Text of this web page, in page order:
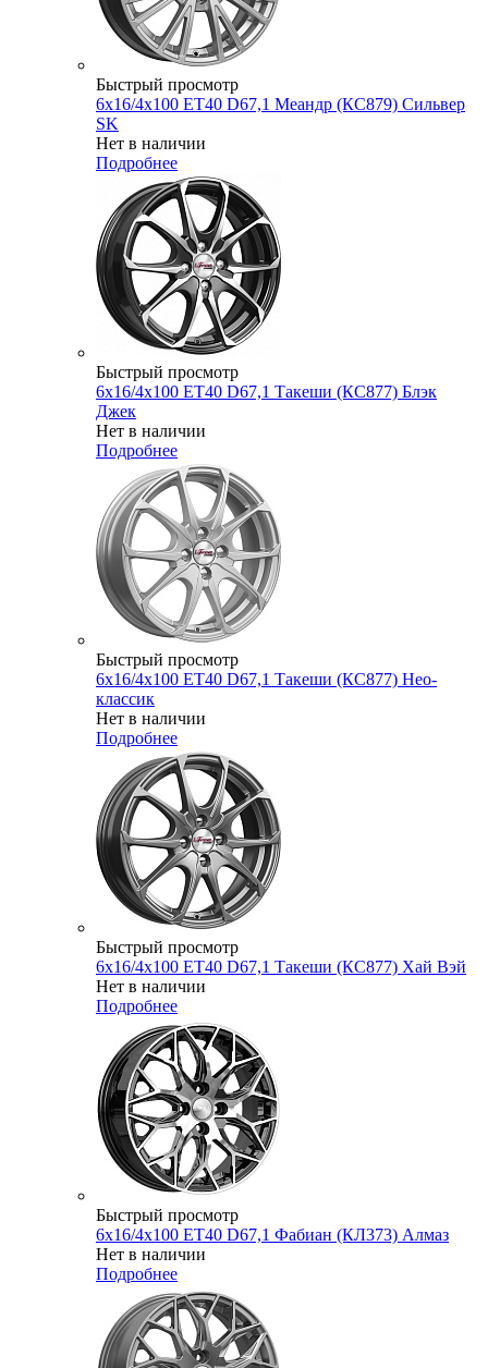
Быстрый просмотр
6x16/4x100 ET40 D67,1 Меандр (КС879) Сильвер
SK
Нет в наличии
Подробнее
Быстрый просмотр
6x16/4x100 ET40 D67,1 Такеши (КС877) Блэк
Джек
Нет в наличии
Подробнее
Быстрый просмотр
6x16/4x100 ET40 D67,1 Такеши (КС877) Нео-
классик
Нет в наличии
Подробнее
Быстрый просмотр
6x16/4x100 ET40 D67,1 Такеши (КС877) Хай Вэй
Нет в наличии
Подробнее
Быстрый просмотр
6x16/4x100 ET40 D67,1 Фабиан (КЛ373) Алмаз
Нет в наличии
Подробнее